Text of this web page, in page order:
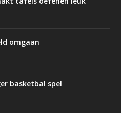
omgaan
basketbal spel